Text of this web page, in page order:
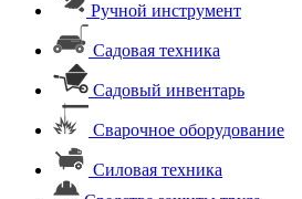
Ручной инструмент
Садовая техника
Садовый инвентарь
Сварочное оборудование
Силовая техника